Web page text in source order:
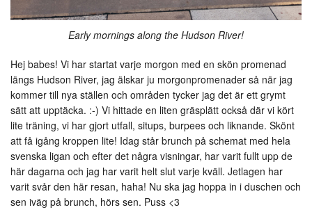
Early mornings along the Hudson River!
Hej babes! Vi har startat varje morgon med en skön promenad
längs Hudson River, jag älskar ju morgonpromenader så när jag
kommer till nya ställen och områden tycker jag det är ett grymt
sätt att upptäcka. :-) Vi hittade en liten gräsplätt också där vi kört
lite träning, vi har gjort utfall, situps, burpees och liknande. Skönt
att få igång kroppen lite! Idag står brunch på schemat med hela
svenska ligan och efter det några visningar, har varit fullt upp de
här dagarna och jag har varit helt slut varje kväll. Jetlagen har
varit svår den här resan, haha! Nu ska jag hoppa in i duschen och
sen iväg på brunch, hörs sen. Puss <3